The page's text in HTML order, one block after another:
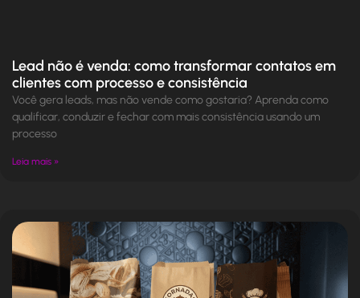
Lead não é venda: como transformar contatos em
clientes com processo e consistência
Você gera leads, mas não vende como gostaria? Aprenda como
qualificar, conduzir e fechar com mais consistência usando um
processo
Leia mais »